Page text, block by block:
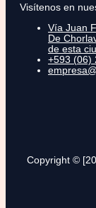
Visítenos en
Vía Juan
De
de esta
+593 (06)
Copyright ©